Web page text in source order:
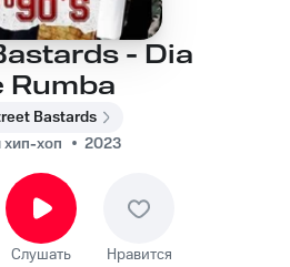
- Dia
Rumba
Bastards
хип-хоп
2023
Слушать Нравится